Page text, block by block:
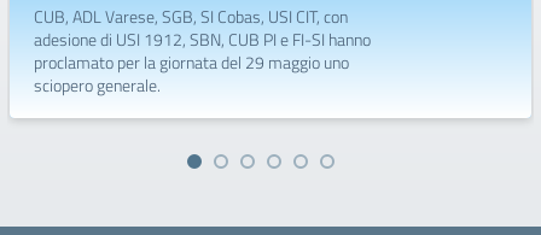
CUB, ADL Varese, SGB, SI Cobas, USI CIT, con
adesione di USI 1912, SBN, CUB PI e FI-SI hanno
proclamato per la giornata del 29 maggio uno
sciopero generale.